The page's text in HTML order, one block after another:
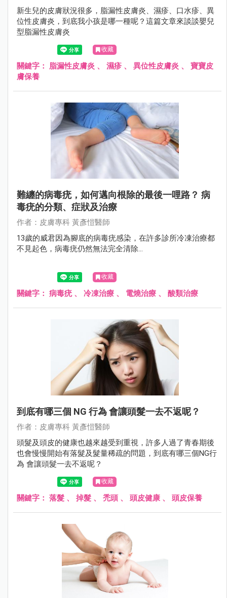
新生兒的皮膚狀況很多，脂漏性皮膚炎、濕疹、口水疹、異
位性皮膚炎，到底我小孩是哪一種呢？這篇文章來談談嬰兒
型脂漏性皮膚炎
收藏
關鍵字： 脂漏性皮膚炎 、 濕疹 、 異位性皮膚炎 、 寶寶皮
膚保養
難纏的病毒疣，如何邁向根除的最後一哩路？ 病
毒疣的分類、症狀及治療
作者：⽪膚專科 黃彥愷醫師
13歲的威君因為腳底的病毒疣感染，在許多診所冷凍治療都
不見起色，病毒疣仍然無法完全清除...
收藏
關鍵字： 病毒疣、 冷凍治療 、 電燒治療 、 酸類治療
到底有哪三個 NG 行為 會讓頭髮一去不返呢？
作者：⽪膚專科 黃彥愷醫師
頭髮及頭皮的健康也越來越受到重視，許多人過了青春期後
也會慢慢開始有落髮及髮量稀疏的問題，到底有哪三個NG行
為 會讓頭髮一去不返呢？
收藏
關鍵字： 落髮 、 掉髮 、 禿頭 、 頭皮健康 、 頭皮保養